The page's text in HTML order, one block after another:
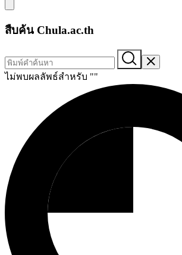
สืบค้น Chula.ac.th
ไม่พบผลลัพธ์สำหรับ ""